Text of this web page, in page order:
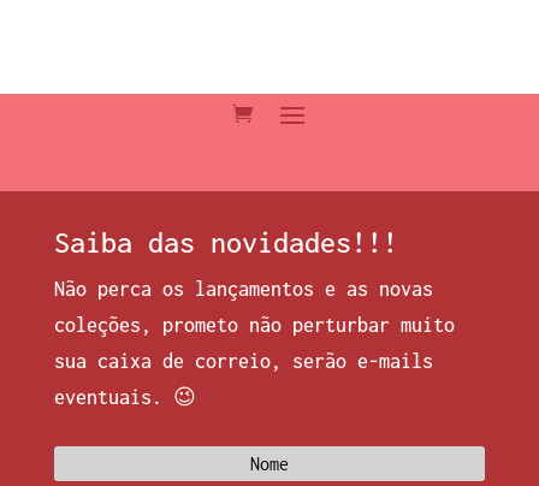
Saiba das novidades!!!
Não perca os lançamentos e as novas
coleções, prometo não perturbar muito
sua caixa de correio, serão e-mails
eventuais. 😉